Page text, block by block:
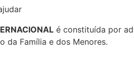
é constituída por
da Família e dos Menores.